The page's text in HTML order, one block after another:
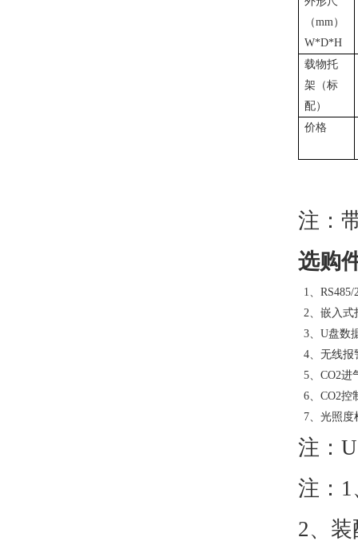
（mm）
W*D*H
载物托
架（标
配）
价格
注：
选购
1、
2、嵌入式
3、U盘数
4、无线报
5、CO2进
6、CO2控
7、光照度
注：
注：
2、